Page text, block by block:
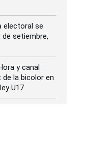
electoral se
setiembre,
y canal
de la bicolor en
U17